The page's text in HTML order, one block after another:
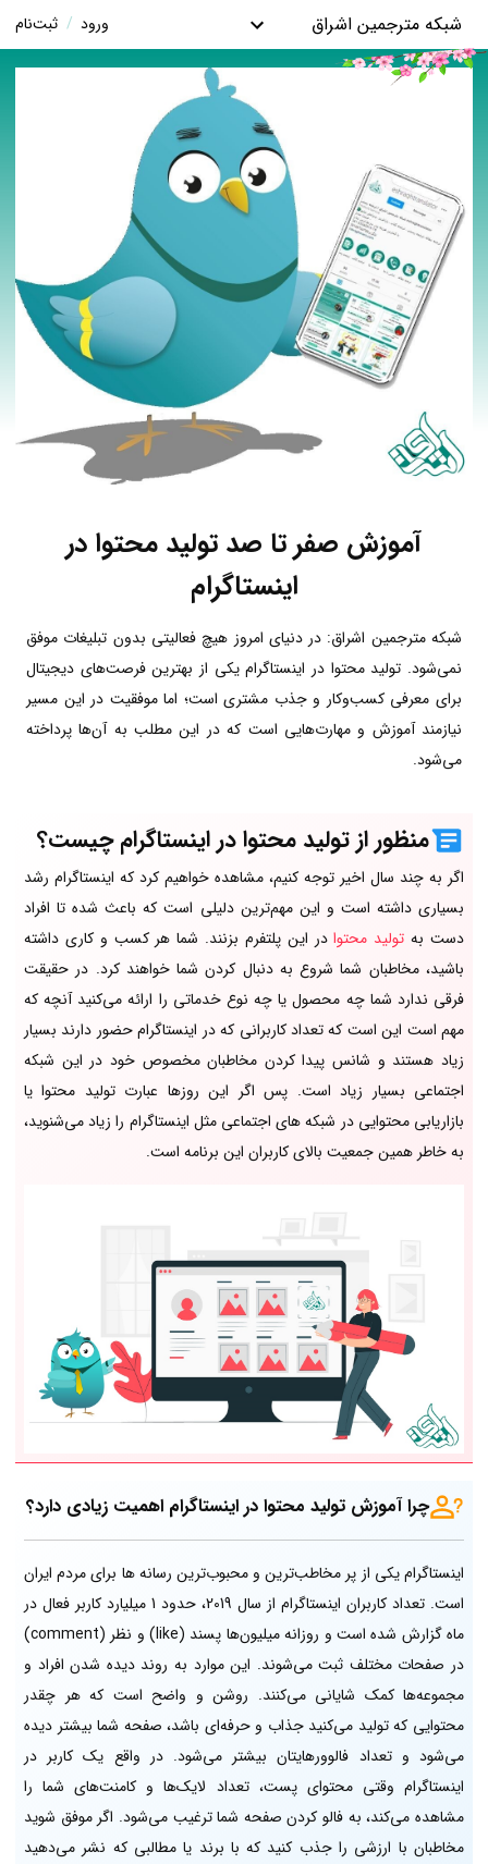
شبکه مترجمین اشراق ورود / ثبت‌نام
آموزش صفر تا صد تولید محتوا در
اینستاگرام
شبکه مترجمین اشراق: در دنیای امروز هیچ فعالیتی بدون تبلیغات موفق
نمی‌شود. تولید محتوا در اینستاگرام یکی از بهترین فرصت‌های دیجیتال
برای معرفی کسب‌وکار و جذب مشتری است؛ اما موفقیت در این مسیر
نیازمند آموزش و مهارت‌هایی است که در این مطلب به آن‌ها پرداخته
می‌شود.
منظور از تولید محتوا در اینستاگرام چیست؟
اگر به چند سال اخیر توجه کنیم، مشاهده خواهیم کرد که اینستاگرام رشد
بسیاری داشته است و این مهم‌ترین دلیلی است که باعث شده تا افراد
دست به تولید محتوادر این پلتفرم بزنند. شما هر کسب و کاری داشته
باشید، مخاطبان شما شروع به دنبال کردن شما خواهند کرد. در حقیقت
فرقی ندارد شما چه محصول یا چه نوع خدماتی را ارائه می‌کنید آنچه که
مهم است این است که تعداد کاربرانی که در اینستاگرام حضور دارند بسیار
زیاد هستند و شانس پیدا کردن مخاطبان مخصوص خود در این شبکه
اجتماعی بسیار زیاد است. پس اگر این روزها عبارت تولید محتوا یا
بازاریابی محتوایی در شبکه های اجتماعی مثل اینستاگرام را زیاد می‌شنوید،
به خاطر همین جمعیت بالای کاربران این برنامه است.
چرا آموزش تولید محتوا در اینستاگرام اهمیت زیادی دارد؟
اینستاگرام یکی از پر مخاطب‌ترین و محبوب‌ترین رسانه ها برای مردم ایران
است. تعداد کاربران اینستاگرام از سال 2019، حدود 1 میلیارد کاربر فعال در
ماه گزارش شده است و روزانه میلیو‌ن‌ها پسند (like) و نظر (comment)
در صفحات مختلف ثبت می‌شوند. این موارد به روند دیده شدن افراد و
مجموعه‌ها کمک شایانی می‌کنند. روشن و واضح است که هر چقدر
محتوایی که تولید می‌کنید جذاب و حرفه‌ای باشد، صفحه شما بیشتر دیده
می‌شود و تعداد فالوورهایتان بیشتر می‌شود. در واقع یک کاربر در
اینستاگرام وقتی محتوای پست، تعداد لایک‌ها و کامنت‌های شما را
مشاهده می‌کند، به فالو کردن صفحه شما ترغیب می‌شود. اگر موفق شوید
مخاطبان با ارزشی را جذب کنید که با برند یا مطالبی که نشر می‌دهید